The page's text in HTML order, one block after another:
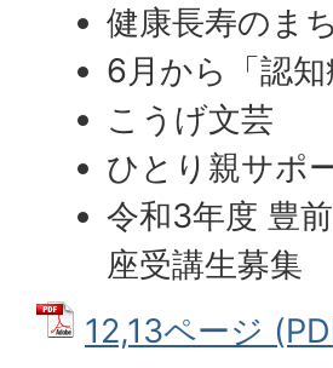
健康長寿のま
6月から「認
こうげ文芸
ひとり親サポ
令和3年度 豊
座受講生募集
12,13ページ